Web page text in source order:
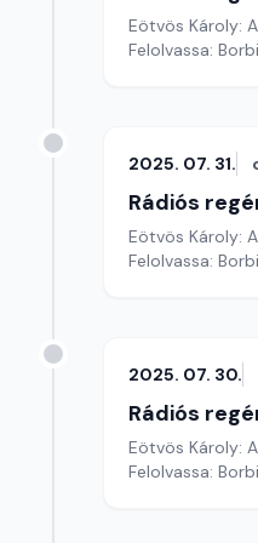
Eötvös Károly:
Felolvassa:
2025. 07. 31.
Rádiós
Eötvös Károly:
Felolvassa:
2025. 07. 30.
Rádiós
Eötvös Károly:
Felolvassa: